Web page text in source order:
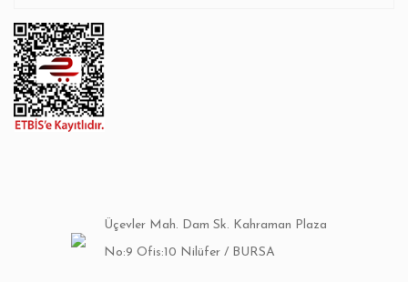
Üçevler Mah. Dam Sk. Kahraman Plaza
No:9 Ofis:10 Nilüfer / BURSA